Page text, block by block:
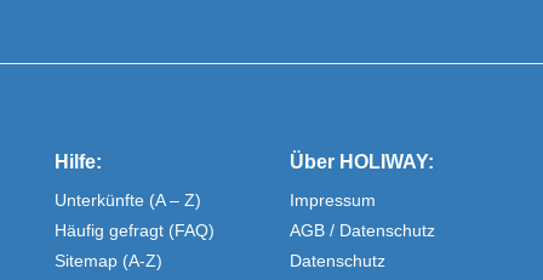
Hilfe:
Unterkünfte (A – Z)
Häufig gefragt (FAQ)
Sitemap (A-Z)
Über HOLIWAY:
Impressum
AGB / Datenschutz
Datenschutz